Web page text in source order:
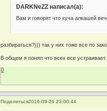
DARKNeZZ написал(а):
Вам и говорят что куча алкашей
разбираться?))) так у них тоже все по
В общем я понял что всех все
0
Поделиться2016-09-26 23:00:44